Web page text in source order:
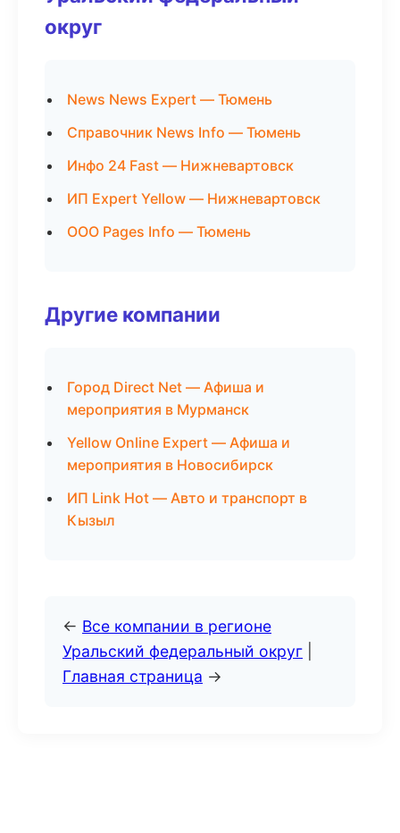
округ
News News Expert — Тюмень
Справочник News Info — Тюмень
Инфо 24 Fast — Нижневартовск
ИП Expert Yellow — Нижневартовск
ООО Pages Info — Тюмень
Другие компании
Город Direct Net — Афиша и
мероприятия в Мурманск
Yellow Online Expert — Афиша и
мероприятия в Новосибирск
ИП Link Hot — Авто и транспорт в
Кызыл
← Все компании в регионе
Уральский федеральный округ
Главная страница →